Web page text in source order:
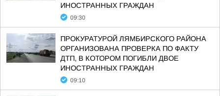
ИНОСТРАННЫХ ГРАЖДАН
09:30
ПРОКУРАТУРОЙ ЛЯМБИРСКОГО РАЙОНА
ОРГАНИЗОВАНА ПРОВЕРКА ПО ФАКТУ
ДТП, В КОТОРОМ ПОГИБЛИ ДВОЕ
ИНОСТРАННЫХ ГРАЖДАН
09:10